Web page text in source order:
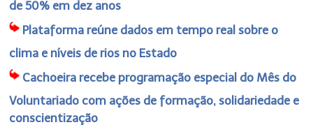
de 50% em dez anos
Plataforma reúne dados em tempo real sobre o
clima e níveis de rios no Estado
Cachoeira recebe programação especial do Mês do
Voluntariado com ações de formação, solidariedade e
conscientização